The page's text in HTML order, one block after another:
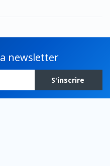
newsletter
S'inscrire